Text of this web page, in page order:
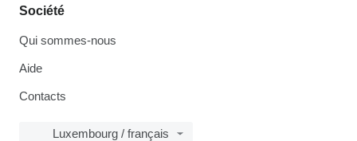
Société
Qui sommes-nous
Aide
Contacts
Luxembourg / français